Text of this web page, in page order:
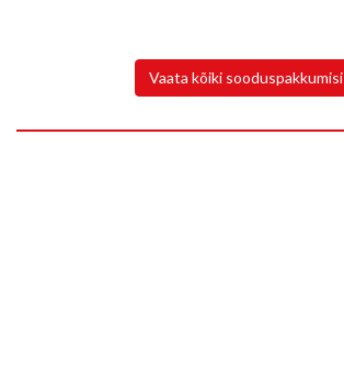
Vaata kõiki sooduspakkumisi